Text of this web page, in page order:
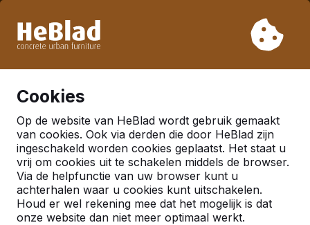
week 33. Houdt u daarom rekening met langere levertijden.
Cookies
Op de website van HeBlad wordt gebruik gemaakt
van cookies. Ook via derden die door HeBlad zijn
ingeschakeld worden cookies geplaatst. Het staat u
vrij om cookies uit te schakelen middels de browser.
Via de helpfunctie van uw browser kunt u
achterhalen waar u cookies kunt uitschakelen.
Houd er wel rekening mee dat het mogelijk is dat
onze website dan niet meer optimaal werkt.
Al meer dan 30.000 producten verkocht
Nederland
Referenties in:
Amsterdam